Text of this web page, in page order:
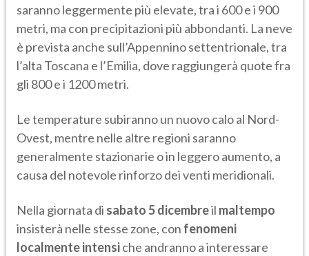
saranno leggermente più elevate, tra i 600 e i 900
metri, ma con precipitazioni più abbondanti. La neve
è prevista anche sull’Appennino settentrionale, tra
l’alta Toscana e l’Emilia, dove raggiungerà quote fra
gli 800 e i 1200 metri.
Le temperature subiranno un nuovo calo al Nord-
Ovest, mentre nelle altre regioni saranno
generalmente stazionarie o in leggero aumento, a
causa del notevole rinforzo dei venti meridionali.
Nella giornata di sabato 5 dicembreil maltempo
insisterà nelle stesse zone, con fenomeni
localmente intensiche andranno a interessare